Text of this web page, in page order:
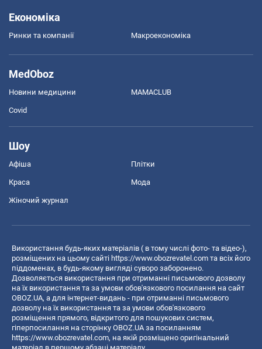
Економіка
Ринки та компанії Макроекономіка
MedOboz
Новини медицини MAMACLUB
Covid
Шоу
Афіша Плітки
Краса Мода
Жіночий журнал
Використання будь-яких матеріалів ( в тому числі фото- та відео-),
розміщених на цьому сайті https://www.obozrevatel.com та всіх його
піддоменах, в будь-якому вигляді суворо заборонено.
Дозволяється використання при отриманні письмового дозволу
на їх використання та за умови обов'язкового посилання на сайт
OBOZ.UA, а для інтернет-видань - при отриманні письмового
дозволу на їх використання та за умови обов'язкового
розміщення прямого, відкритого для пошукових систем,
гіперпосилання на сторінку OBOZ.UA за посиланням
https://www.obozrevatel.com, на якій розміщено оригінальний